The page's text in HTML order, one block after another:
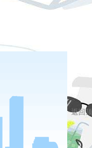
检结果为解决争议的
2023-11-03
期转现
期货仓储
返回